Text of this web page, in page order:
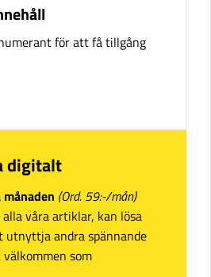
för att få tillgång
digitalt
(Ord. 59:-/mån)
våra artiklar, kan lösa
utnyttja andra spännande
som